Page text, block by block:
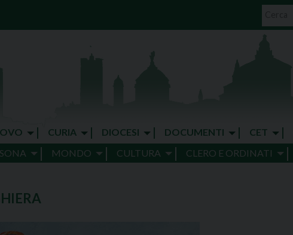
CURIA DIOCESI DOCUMENTI CET
MONDO CULTURA CLERO E ORDINATI